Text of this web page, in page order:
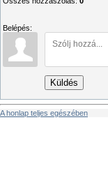
Belépés:
Küldés
A honlap teljes egészében